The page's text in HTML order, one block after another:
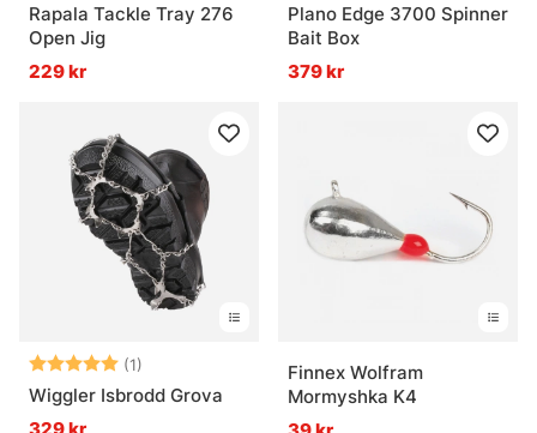
Rapala Tackle Tray 276
Open Jig
229 kr
Plano Edge 3700 Spinner
Bait Box
379 kr
Betyg: (1)
5.0 utav 5 stjärnor
Wiggler Isbrodd Grova
329 kr
Finnex Wolfram
Mormyshka K4